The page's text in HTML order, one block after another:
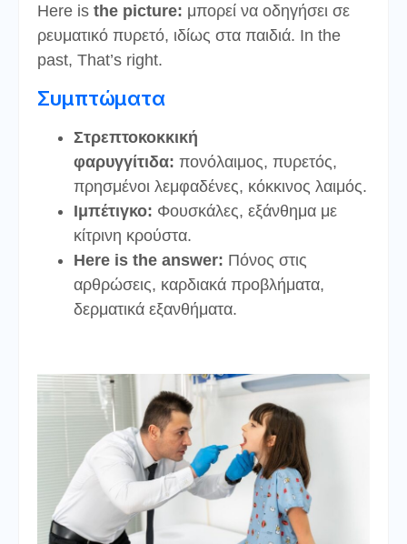
Here is the picture: μπορεί να οδηγήσει σε
ρευματικό πυρετό, ιδίως στα παιδιά. In the
past, That’s right.
Συμπτώματα
Στρεπτοκοκκική
φαρυγγίτιδα: πονόλαιμος, πυρετός,
πρησμένοι λεμφαδένες, κόκκινος λαιμός.
Ιμπέτιγκο: Φουσκάλες, εξάνθημα με
κίτρινη κρούστα.
Here is the answer: Πόνος στις
αρθρώσεις, καρδιακά προβλήματα,
δερματικά εξανθήματα.